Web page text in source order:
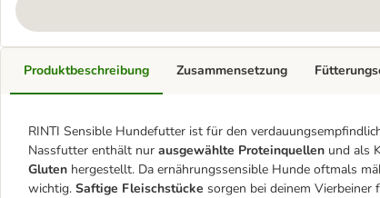
Produktbeschreibung
RINTI Sensible Hundefutter ist für den
Nassfutter enthält nur ausgewählte Proteinquellen und als
Gluten hergestellt. Da ernährungssensible Hunde oftmals
wichtig. Saftige Fleischstücke sorgen bei deinem Vierbeiner
Zusammensetzung